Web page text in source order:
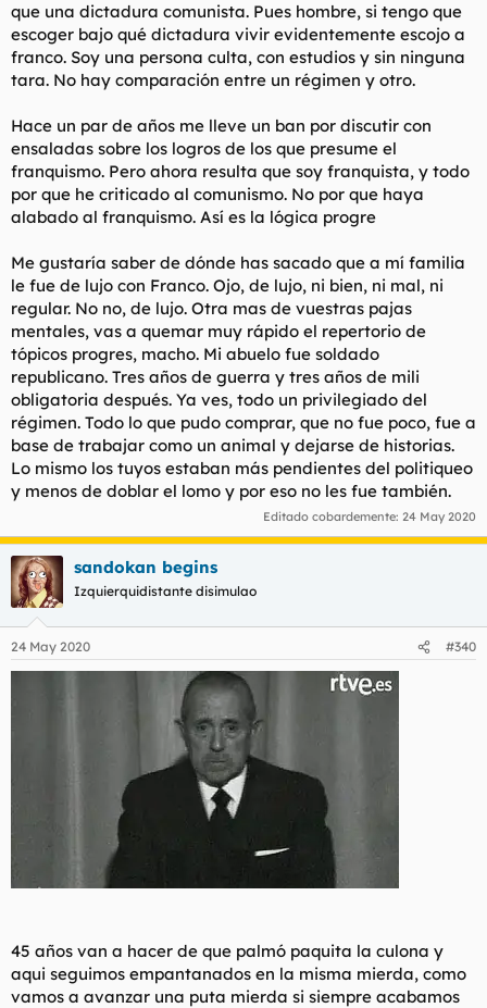
Que a su familia le fue de lujo durante el reinado de Franco,
pues muy bien, afortunada que fue, pero respete que otras
estuvieron más que jodidas y sin tener absolutamente culpa de
nada.
que una dictadura comunista. Pues hombre, si tengo que
escoger bajo qué dictadura vivir evidentemente escojo a
franco. Soy una persona culta, con estudios y sin ninguna
tara. No hay comparación entre un régimen y otro.
Hace un par de años me lleve un ban por discutir con
ensaladas sobre los logros de los que presume el
franquismo. Pero ahora resulta que soy franquista, y todo
por que he criticado al comunismo. No por que haya
alabado al franquismo. Así es la lógica progre
Me gustaría saber de dónde has sacado que a mí familia
le fue de lujo con Franco. Ojo, de lujo, ni bien, ni mal, ni
regular. No no, de lujo. Otra mas de vuestras pajas
mentales, vas a quemar muy rápido el repertorio de
tópicos progres, macho. Mi abuelo fue soldado
republicano. Tres años de guerra y tres años de mili
obligatoria después. Ya ves, todo un privilegiado del
régimen. Todo lo que pudo comprar, que no fue poco, fue a
base de trabajar como un animal y dejarse de historias.
Lo mismo los tuyos estaban más pendientes del politiqueo
y menos de doblar el lomo y por eso no les fue también.
Editado cobardemente: 24 May 2020
sandokan begins
Izquierquidistante disimulao
24 May 2020 #340
45 años van a hacer de que palmó paquita la culona y
aqui seguimos empantanados en la misma mierda, como
vamos a avanzar una puta mierda si siempre acabamos